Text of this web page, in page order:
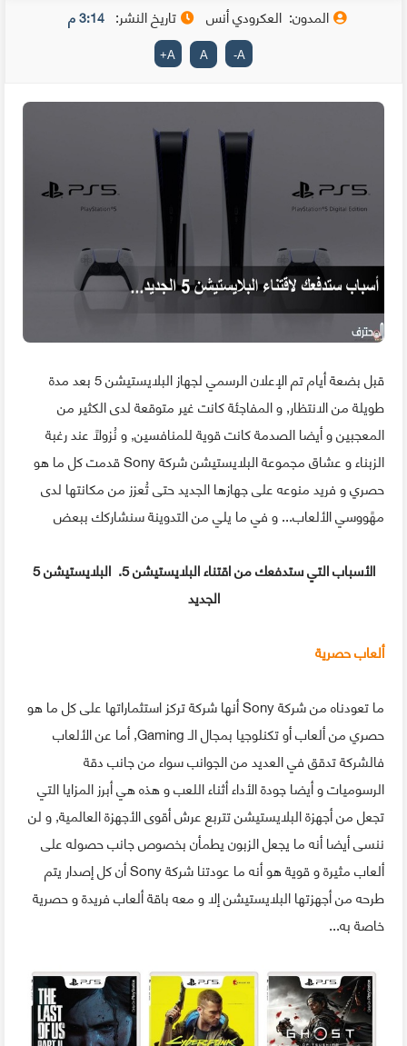
المدون: العكرودي أنس تاريخ النشر: 3:14 م
A
-
A
A
+
قبل بضعة أيام تم الإعلان الرسمي لجهاز البلايستيشن 5 بعد مدة
طويلة من الانتظار, و المفاجئة كانت غير متوقعة لدى الكثير من
المعجبين و أيضا الصدمة كانت قوية للمنافسين, و نُزولاً عند رغبة
الزبناء و عشاق مجموعة البلايستيشن شركة Sony قدمت كل ما هو
حصري و فريد منوعه على جهازها الجديد حتى تُعزز من مكانتها لدى
مهًووسي الألعاب... و في ما يلي من التدوينة سنشاركك ببعض
الأسباب التي ستدفعك من اقتناء البلايستيشن 5. البلايستيشن 5
الجديد
ألعاب حصرية
ما تعودناه من شركة Sony أنها شركة تركز استثماراتها على كل ما هو
حصري من ألعاب أو تكنلوجيا بمجال الـ Gaming, أما عن الألعاب
فالشركة تدقق في العديد من الجوانب سواء من جانب دقة
الرسوميات و أيضا جودة الأداء أثناء اللعب و هذه هي أبرز المزايا التي
تجعل من أجهزة البلايستيشن تتربع عرش أقوى الأجهزة العالمية, و لن
ننسى أيضا أنه ما يجعل الزبون يطمأن بخصوص جانب حصوله على
ألعاب مثيرة و قوية هو أنه ما عودتنا شركة Sony أن كل إصدار يتم
طرحه من أجهزتها البلايستيشن إلا و معه باقة ألعاب فريدة و حصرية
خاصة به...